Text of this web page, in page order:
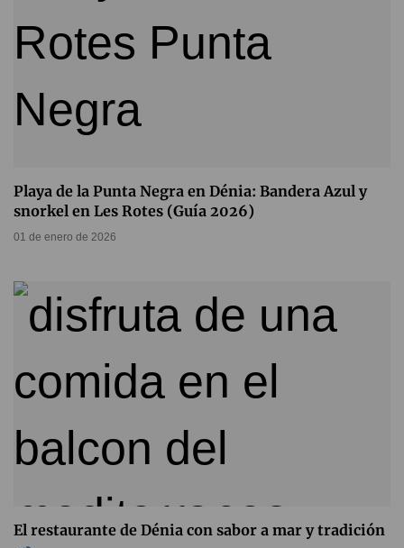
Playa de la Punta Negra en Dénia: Bandera Azul y
snorkel en Les Rotes (Guía 2026)
01 de enero de 2026
El restaurante de Dénia con sabor a mar y tradición